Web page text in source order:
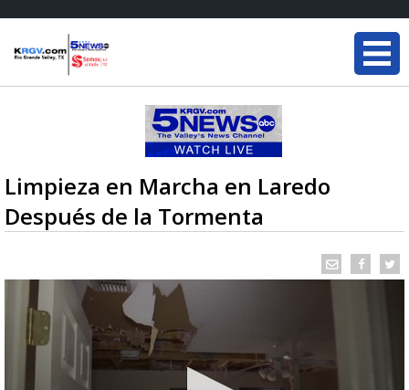
Limpieza en Marcha en Laredo
Después de la Tormenta